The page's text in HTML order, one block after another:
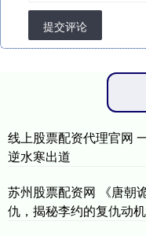
提交评论
线上股票配资代理官网
逆水寒出道
苏州股票配资网 《唐朝
仇，揭秘李约的复仇动机